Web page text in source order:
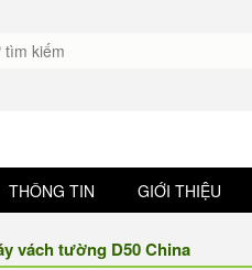
THÔNG TIN GIỚI THIỆU
vách tường D50 China